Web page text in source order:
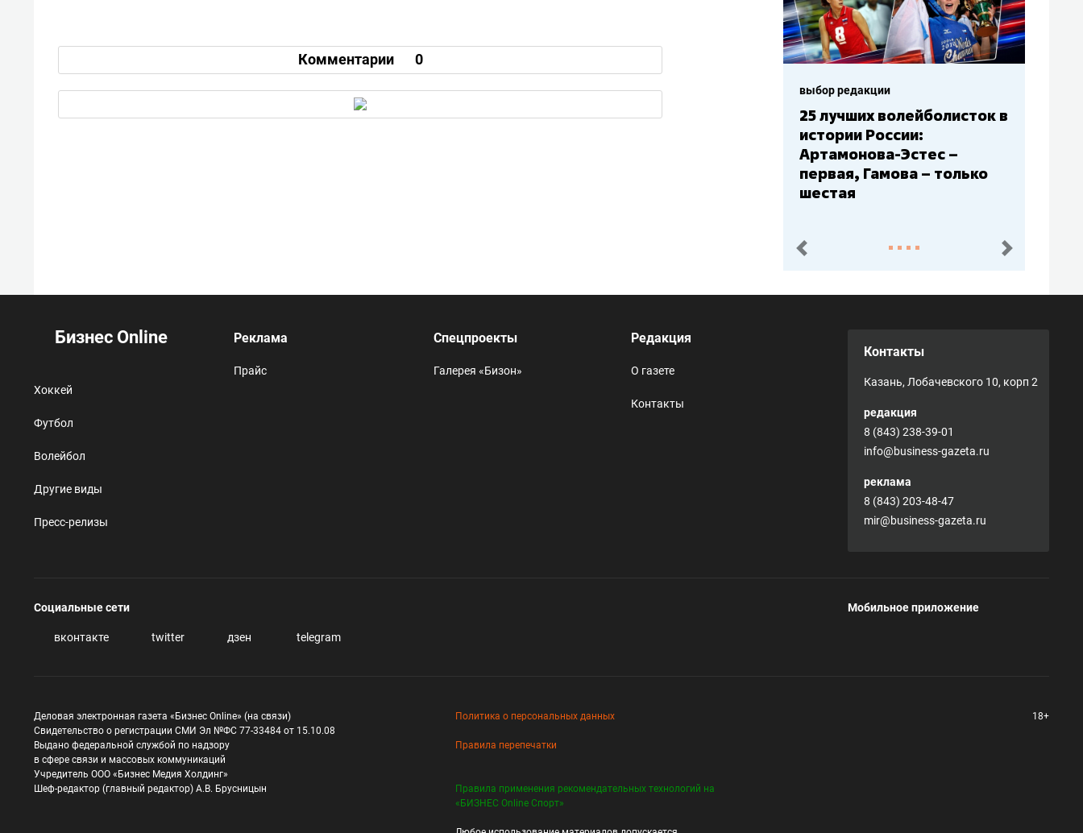
Комментарии 0
выбор редакции
25 лучших волейболисток в
истории России:
Артамонова-Эстес –
первая, Гамова – только
шестая
пред. след.
Бизнес Online
Хоккей
Футбол
Волейбол
Другие виды
Пресс-релизы
Реклама
Прайс
Спецпроекты
Галерея «Бизон»
Редакция
О газете
Контакты
Контакты
Казань, Лобачевского 10, корп 2
редакция
8 (843) 238-39-01
info@business-gazeta.ru
реклама
8 (843) 203-48-47
mir@business-gazeta.ru
Социальные сети
вконтакте twitter дзен telegram
Мобильное приложение
Деловая электронная газета «Бизнес Online» (на связи)
Свидетельство о регистрации СМИ Эл №ФС 77-33484 от 15.10.08
Выдано федеральной службой по надзору
в сфере связи и массовых коммуникаций
Учредитель ООО «Бизнес Медия Холдинг»
Шеф-редактор (главный редактор) А.В. Брусницын
Политика о персональных данных
Правила перепечатки
Правила применения рекомендательных технологий на
«БИЗНЕС Online Спорт»
18+